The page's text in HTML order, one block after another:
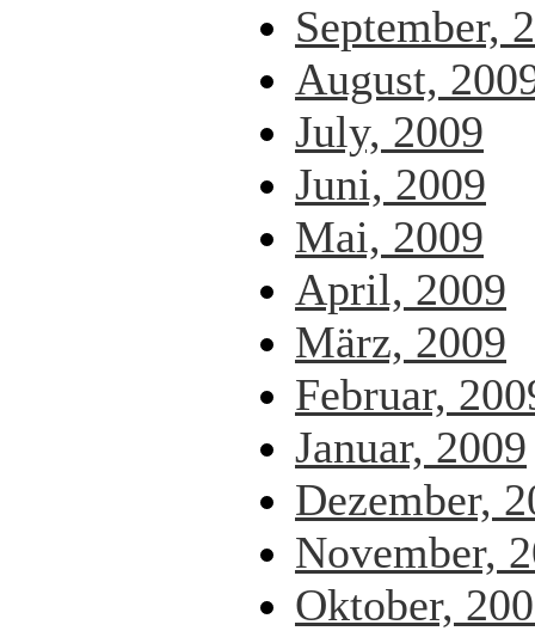
September,
August,
July, 2009
Juni, 2009
Mai, 2009
April, 2009
März, 2009
Februar,
Januar, 2009
Dezember,
November,
Oktober,